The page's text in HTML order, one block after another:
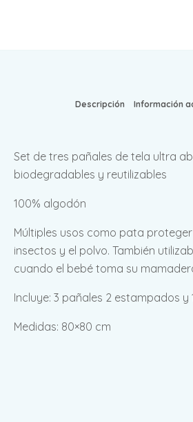
Descripción Información
Set de tres pañales de tela ultra
biodegradables y reutilizables
100% algodón
Múltiples usos como pata proteger
insectos y el polvo. También
cuando el bebé toma su
Incluye: 3 pañales 2 estampados y
Medidas: 80×80 cm